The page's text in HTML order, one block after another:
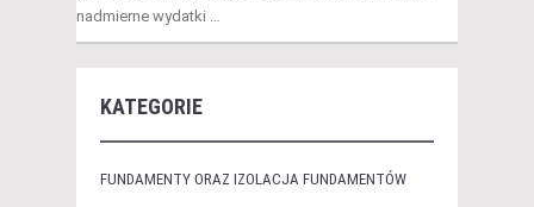
nadmierne wydatki …
KATEGORIE
FUNDAMENTY ORAZ IZOLACJA FUNDAMENTÓW